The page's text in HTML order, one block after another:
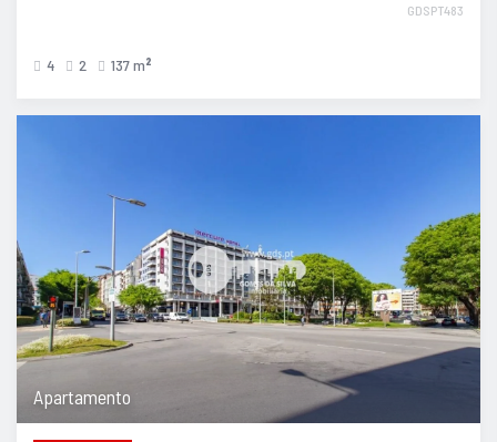
GDSPT483
4 2 137 m 2
Apartamento